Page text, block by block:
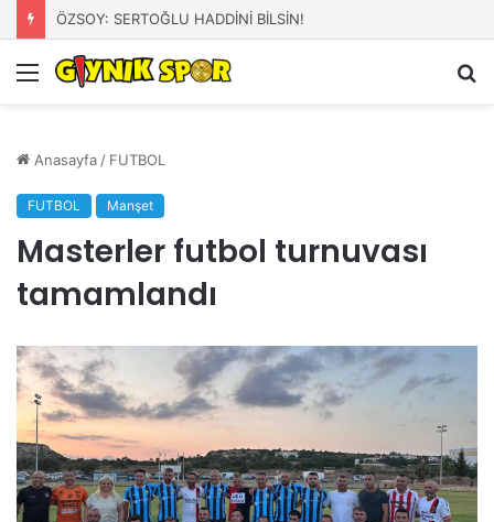
ÖZSOY: SERTOĞLU HADDİNİ BİLSİN!
Menü
Anasayfa / FUTBOL
FUTBOL Manşet
Masterler futbol turnuvası
tamamlandı